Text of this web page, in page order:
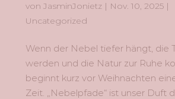
vonJasminJonietz | Nov. 10, 2025 |
Uncategorized
Wenn der Nebel tiefer hängt, die
werden und die Natur zur Ruhe
beginnt kurz vor Weihnachten
Zeit. „Nebelpfade“ ist unser Duft